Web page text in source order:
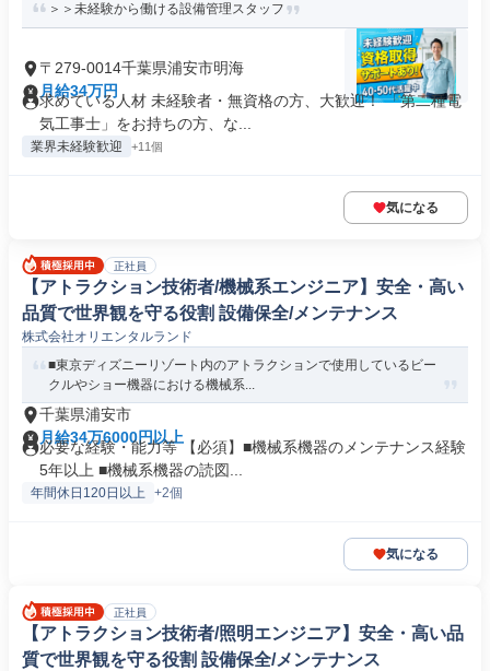
＞＞未経験から働ける設備管理スタッフ
〒279-0014千葉県浦安市明海
月給34万円
求めている人材 未経験者・無資格の方、大歓迎！ 「第二種電
気工事士」をお持ちの方、な...
業界未経験歓迎 +11個
気になる
正社員
【アトラクション技術者/機械系エンジニア】安全・高い
品質で世界観を守る役割 設備保全/メンテナンス
株式会社オリエンタルランド
■東京ディズニーリゾート内のアトラクションで使用しているビー
クルやショー機器における機械系...
千葉県浦安市
月給34万6000円以上
必要な経験・能力等 【必須】■機械系機器のメンテナンス経験
5年以上 ■機械系機器の読図...
年間休日120日以上 +2個
気になる
正社員
【アトラクション技術者/照明エンジニア】安全・高い品
質で世界観を守る役割 設備保全/メンテナンス